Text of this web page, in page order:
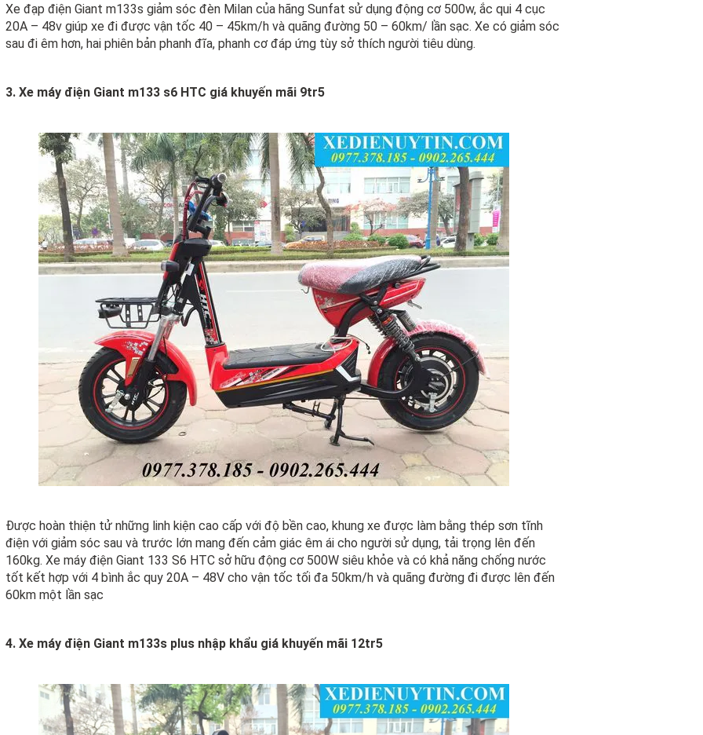
Xe đạp điện Giant m133s giảm sóc đèn Milan của hãng Sunfat sử dụng động cơ 500w, ắc qui 4 cục
20A – 48v giúp xe đi được vận tốc 40 – 45km/h và quãng đường 50 – 60km/ lần sạc. Xe có giảm sóc
sau đi êm hơn, hai phiên bản phanh đĩa, phanh cơ đáp ứng tùy sở thích người tiêu dùng.
3. Xe máy điện Giant m133 s6 HTC giá khuyến mãi 9tr5
Được hoàn thiện tử những linh kiện cao cấp với độ bền cao, khung xe được làm bằng thép sơn tĩnh
điện với giảm sóc sau và trước lớn mang đến cảm giác êm ái cho người sử dụng, tải trọng lên đến
160kg. Xe máy điện Giant 133 S6 HTC sở hữu động cơ 500W siêu khỏe và có khả năng chống nước
tốt kết hợp với 4 bình ắc quy 20A – 48V cho vận tốc tối đa 50km/h và quãng đường đi được lên đến
60km một lần sạc
4. Xe máy điện Giant m133s plus nhập khẩu giá khuyến mãi 12tr5